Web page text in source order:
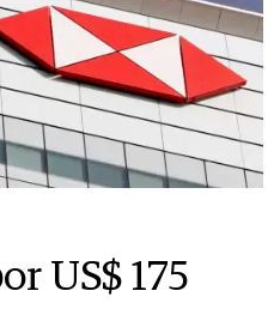
US$ 175